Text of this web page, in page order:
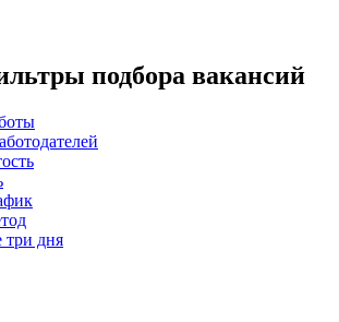
подбора вакансий
три дня